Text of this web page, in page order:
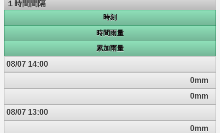
１時間間隔
時刻
時間雨量
累加雨量
08/07 14:00
0mm
0mm
08/07 13:00
0mm